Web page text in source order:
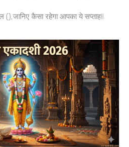
कैसा रहेगा आपका ये सप्ताह!!